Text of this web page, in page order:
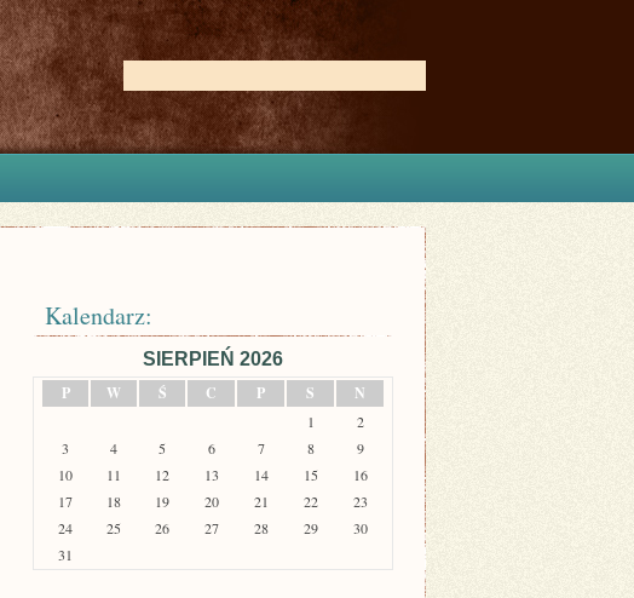
Kalendarz:
SIERPIEŃ 2026
P
W Ś C P S N
1
2
3
4 5 6 7 8
9
10
11 12 13 14 15
16
17
18 19 20 21 22
23
24
25 26 27 28 29
30
31